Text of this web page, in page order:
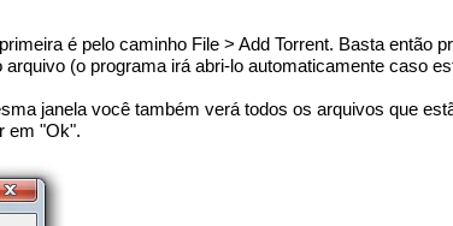
é pelo caminho File > Add Torrent. Basta então
(o programa irá abri-lo automaticamente caso
janela você também verá todos os arquivos que
em "Ok".